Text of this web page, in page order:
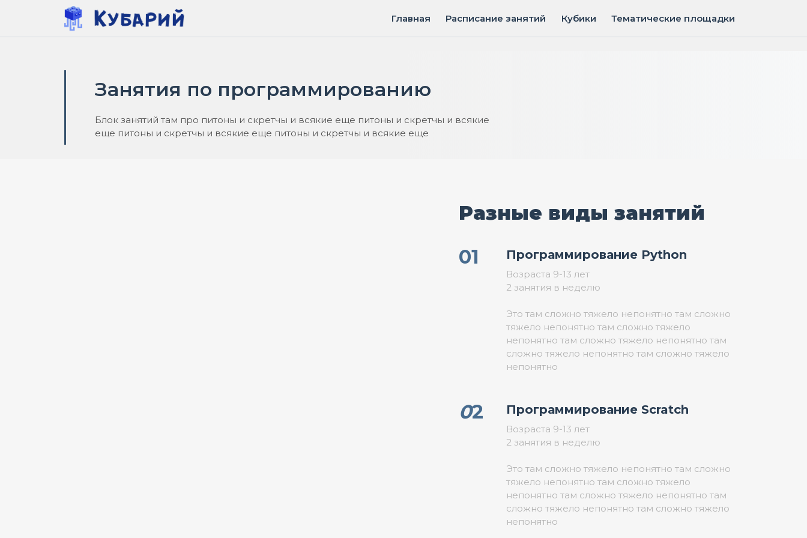
Главная Расписание занятий Кубики Тематические площадки
Занятия по программированию
Блок занятий там про питоны и скретчы и всякие еще питоны и скретчы и всякие
еще питоны и скретчы и всякие еще питоны и скретчы и всякие еще
Разные виды занятий
01
Программирование Python
Возраста 9-13 лет
2 занятия в неделю
Это там сложно тяжело непонятно там сложно
тяжело непонятно там сложно тяжело
непонятно там сложно тяжело непонятно там
сложно тяжело непонятно там сложно тяжело
непонятно
02 Программирование Scratch
Возраста 9-13 лет
2 занятия в неделю
Это там сложно тяжело непонятно там сложно
тяжело непонятно там сложно тяжело
непонятно там сложно тяжело непонятно там
сложно тяжело непонятно там сложно тяжело
непонятно